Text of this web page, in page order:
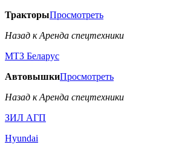
ТракторыПросмотреть
Назад к Аренда спецтехники
МТЗ Беларус
АвтовышкиПросмотреть
Назад к Аренда спецтехники
ЗИЛ АГП
Hyundai